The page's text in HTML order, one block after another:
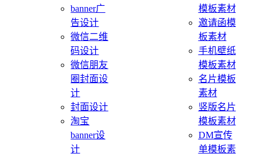
banner广
告设计
微信二维
码设计
微信朋友
圈封面设
计
封面设计
淘宝
banner设
计
模板素材
邀请函模
板素材
手机壁纸
模板素材
名片模板
素材
竖版名片
模板素材
DM宣传
单模板素